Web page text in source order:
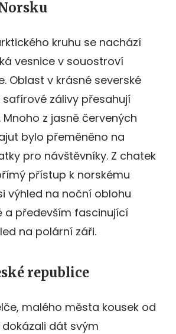
kruhu se nachází
vesnice v souostroví
Oblast v krásné severské
safírové zálivy přesahují
z jasně červených
bylo přeměněno na
pro návštěvníky. Z chatek
přístup k norskému
výhled na noční oblohu
a především fascinující
na polární záři.
republice
malého města kousek od
dokázali dát svým